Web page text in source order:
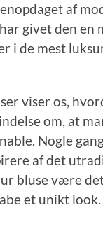
af
givet den en
i de mest
viser os,
om, at
Nogle
af det
bluse være
et unikt look.